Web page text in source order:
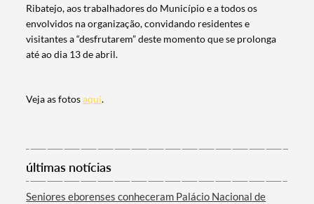
Categorias gerais
Ribatejo, aos trabalhadores do Município e a todos os
envolvidos na organização, convidando residentes e
visitantes a “desfrutarem” deste momento que se prolonga
até ao dia 13 de abril.
Veja as fotosaqui.
últimas notícias
Seniores eborenses conheceram Palácio Nacional de